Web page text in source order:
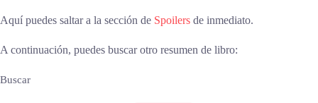
Aquí puedes saltar a la sección de Spoilers de inmediato.
A continuación, puedes buscar otro resumen de libro:
Buscar